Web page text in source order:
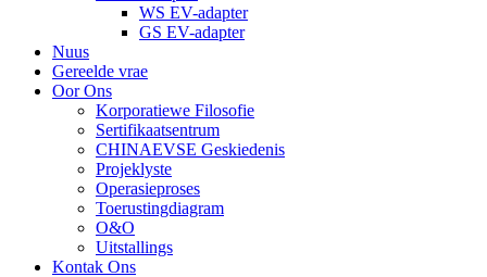
WS EV-adapter
GS EV-adapter
Nuus
Gereelde vrae
Oor Ons
Korporatiewe Filosofie
Sertifikaatsentrum
CHINAEVSE Geskiedenis
Projeklyste
Operasieproses
Toerustingdiagram
O&O
Uitstallings
Kontak Ons